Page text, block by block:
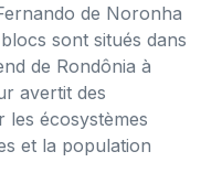
de Noronha
sont situés dans
de Rondônia à
avertit des
les écosystèmes
et la population